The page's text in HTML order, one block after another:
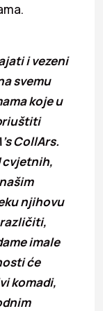
i vezeni
svemu
koje u
CollArs.
cvjetnih,
njihovu
imale
će
komadi,